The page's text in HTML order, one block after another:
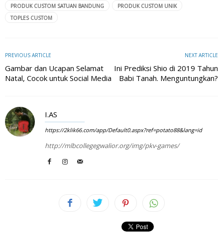
PRODUK CUSTOM SATUAN BANDUNG
PRODUK CUSTOM UNIK
TOPLES CUSTOM
PREVIOUS ARTICLE
Gambar dan Ucapan Selamat
Natal, Cocok untuk Social Media
NEXT ARTICLE
Ini Prediksi Shio di 2019 Tahun
Babi Tanah. Menguntungkan?
I.AS
https://2klik66.com/app/Default0.aspx?ref=potato88&lang=id
http://mlbcollegegwalior.org/img/pkv-games/